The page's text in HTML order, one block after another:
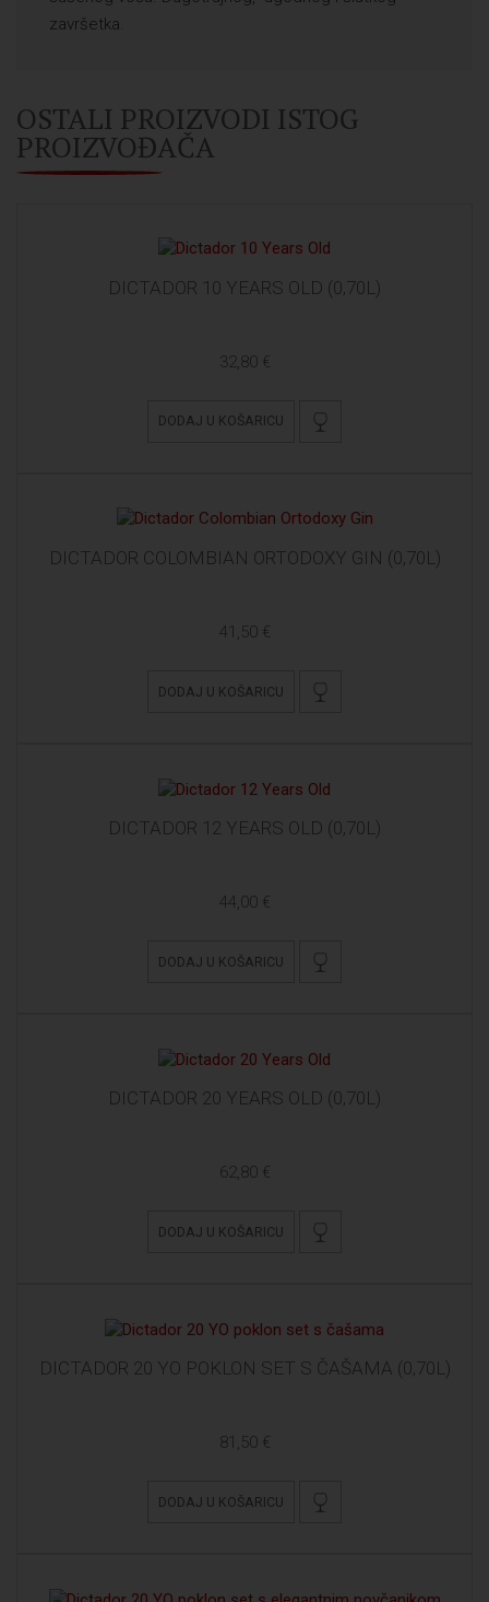
završetka.
OSTALI PROIZVODI ISTOG
PROIZVOĐAČA
DICTADOR 10 YEARS OLD (0,70L)
32,80 €
DODAJ U KOŠARICU
DICTADOR COLOMBIAN ORTODOXY GIN (0,70L)
41,50 €
DODAJ U KOŠARICU
DICTADOR 12 YEARS OLD (0,70L)
44,00 €
DODAJ U KOŠARICU
DICTADOR 20 YEARS OLD (0,70L)
62,80 €
DODAJ U KOŠARICU
DICTADOR 20 YO POKLON SET S ČAŠAMA (0,70L)
81,50 €
DODAJ U KOŠARICU